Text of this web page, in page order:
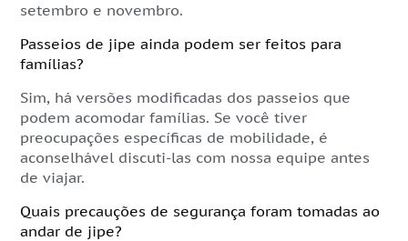
setembro e novembro.
Passeios de jipe ​​ainda podem ser feitos para
famílias?
Sim, há versões modificadas dos passeios que
podem acomodar famílias. Se você tiver
preocupações específicas de mobilidade, é
aconselhável discuti-las com nossa equipe antes
de viajar.
Quais precauções de segurança foram tomadas ao
andar de jipe?